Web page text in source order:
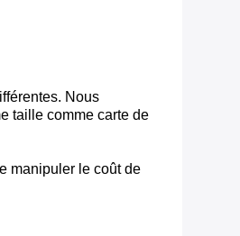
Nous
taille comme carte de
manipuler le coût de